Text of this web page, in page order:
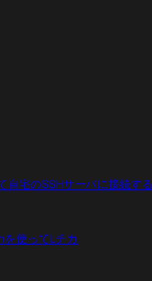
自宅のSSHサーバに接続する
使ってLチカ